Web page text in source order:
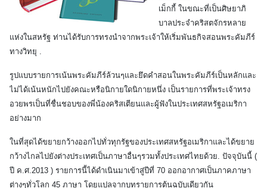
เม็กกี้ ในขณะที่เป็นศิษยาภิ
บาลประจำคริสตจักรหลาย
แห่งในสหรัฐ ท่านได้รับการทรงนำจากพระเจ้าให้เริ่มพันธกิจสอนพระคัมภีร์
ทางวิทยุ .
รูปแบบรายการเน้นพระคัมภีร์ล้วนๆและยึดคำสอนในพระคัมภีร์เป็นหลักและ
ไม่ได้เน้นหนักไปยังคณะหรือนิกายใดนิกายหนึ่ง เป็นรายการที่พระเจ้าทรง
อวยพรเป็นที่ชื่นชอบของพี่น้องคริสเตียนและผู้ฟังในประเทศสหรัฐอเมริกา
อย่างมาก
ในที่สุดได้ขยายกว้างออกไปทั่วทุกรัฐของประเทศสหรัฐอเมริกาและได้ขยาย
กว้างไกลไปยังต่างประเทศเป็นภาษาอื่นๆรวมทั้งประเทศไทยด้วย. ปัจจุบันนี้ (
ปี ค.ศ.2013 ) รายการนี้ได้ดำเนินมาเข้าสู่ปีที่ 70 ออกอากาศเป็นภาคภาษา
ต่างๆทั่วโลก 45 ภาษา โดยแปลจากบทรายการต้นฉบับเดียวกัน